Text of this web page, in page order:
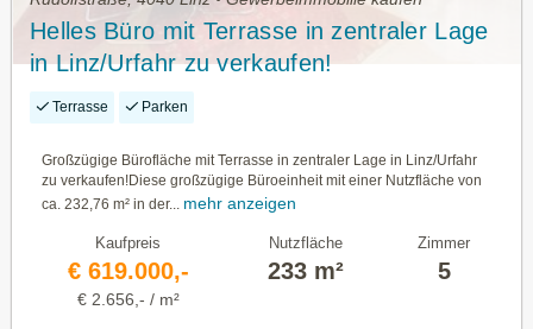
Helles Büro mit Terrasse in zentraler Lage
in Linz/Urfahr zu verkaufen!
Terrasse Parken
Großzügige Bürofläche mit Terrasse in zentraler Lage in Linz/Urfahr
zu verkaufen!Diese großzügige Büroeinheit mit einer Nutzfläche von
ca. 232,76 m² in der... mehr anzeigen
Kaufpreis
€ 619.000,-
€ 2.656,- / m²
Nutzfläche
233 m²
Zimmer
5